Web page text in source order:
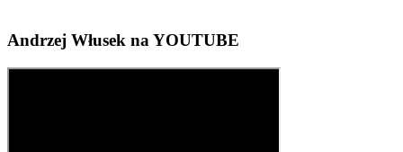
Andrzej Włusek na YOUTUBE